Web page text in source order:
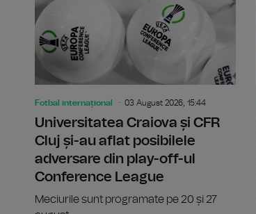
Fotbal internațional 03 August 2026, 15:44
Universitatea Craiova și CFR
Cluj și-au aflat posibilele
adversare din play-off-ul
Conference League
Meciurile sunt programate pe 20 și 27